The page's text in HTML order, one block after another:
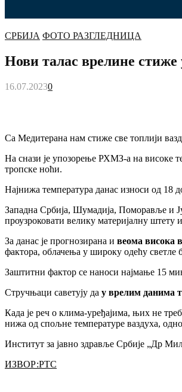
СРБИЈА ФОТО РАЗГЛЕДНИЦА
Нови талас врелине
16.07.20230
Са Медитерана нам стиже све топлији
На снази је упозорење РХМЗ-а на високе
тропске ноћи.
Најнижа температура данас износи од 18
Западна Србија, Шумадија, Поморавље и
проузроковати велику материјалну
За данас је прогнозирана и веома висока
фактора, облачења у широку одећу
Заштитни фактор се наноси најмање 15
Стручњаци саветују да у врелим данима
Када је реч о клима-уређајима, њих не
нижа од спољне температуре ваздуха,
Институт за јавно здравље Србије „Др
ИЗВОР:РТС